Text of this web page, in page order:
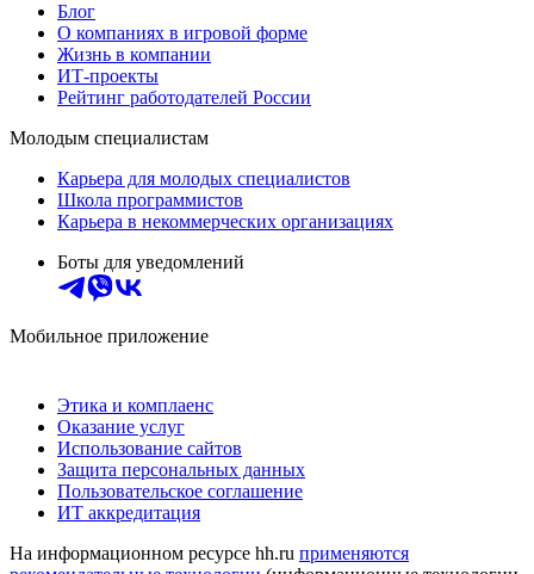
Блог
О компаниях в игровой форме
Жизнь в компании
ИТ-проекты
Рейтинг работодателей России
Молодым специалистам
Карьера для молодых специалистов
Школа программистов
Карьера в некоммерческих организациях
Боты для уведомлений
Мобильное приложение
Этика и комплаенс
Оказание услуг
Использование сайтов
Защита персональных данных
Пользовательское соглашение
ИТ аккредитация
На информационном ресурсе hh.ru применяются